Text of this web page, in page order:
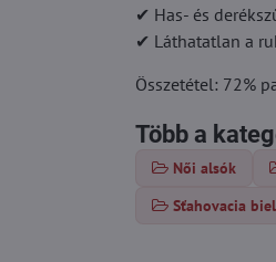
✔ Has- és
✔ Láthatatlan a
Összetétel: 72%
Több a
Női alsók
Sťahovacia